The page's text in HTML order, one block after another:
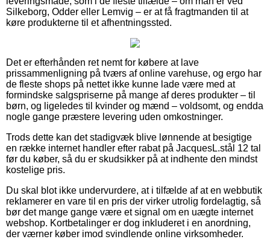
Silkeborg, Odder eller Lemvig – er at få fragtmanden til at
køre produkterne til et afhentningssted.
Det er efterhånden ret nemt for købere at lave
prissammenligning på tværs af online varehuse, og ergo har
de fleste shops på nettet ikke kunne lade være med at
formindske salgspriserne på mange af deres produkter – til
børn, og ligeledes til kvinder og mænd – voldsomt, og endda
nogle gange præstere levering uden omkostninger.
Trods dette kan det stadigvæk blive lønnende at besigtige
en række internet handler efter rabat på JacquesL.stål 12 tal
før du køber, så du er skudsikker på at indhente den mindst
kostelige pris.
Du skal blot ikke undervurdere, at i tilfælde af at en webbutik
reklamerer en vare til en pris der virker utrolig fordelagtig, så
bør det mange gange være et signal om en uægte internet
webshop. Kortbetalinger er dog inkluderet i en anordning,
der værner køber imod svindlende online virksomheder.